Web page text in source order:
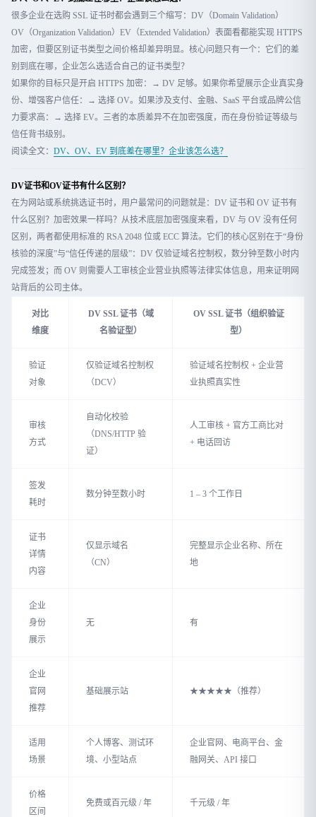
很多企业在选购 SSL 证书时都会遇到三个缩写：DV（Domain Validation）
OV（Organization Validation）EV（Extended Validation）表面看都能实现 HTTPS
加密，但要区别证书类型之间价格却差异明显。核心问题只有一个：它们的差
别到底在哪，企业怎么选适合自己的证书类型？
如果你的目标只是开启 HTTPS 加密：→ DV 足够。如果你希望展示企业真实身
份、增强客户信任：→ 选择 OV。如果涉及支付、金融、SaaS 平台或品牌公信
力要求高：→ 选择 EV。三者的本质差异不在加密强度，而在身份验证等级与
信任背书级别。
阅读全文： DV、OV、EV 到底差在哪里？企业该怎么选？
DV证书和OV证书有什么区别？
在为网站或系统挑选证书时，用户最常问的问题就是：DV 证书和 OV 证书有
什么区别？加密效果一样吗？从技术底层加密强度来看，DV 与 OV 没有任何
区别，两者都使用标准的 RSA 2048 位或 ECC 算法。它们的核心区别在于“身份
核验的深度”与“信任传递的层级”：DV 仅验证域名控制权，数分钟至数小时内
完成签发；而 OV 则需要人工审核企业营业执照等法律实体信息，用来证明网
站背后的公司主体。
对比
维度
DV SSL 证书（域
名验证型）
OV SSL 证书（组织验证
型）
验证
对象
仅验证域名控制权
（DCV）
验证域名控制权 + 企业营
业执照真实性
审核
方式
自动化校验
（DNS/HTTP 验
证）
人工审核 + 官方工商比对
+ 电话回访
签发
耗时
数分钟至数小时 1 – 3 个工作日
证书
详情
内容
仅显示域名
（CN）
完整显示企业名称、所在
地
企业
身份
展示
无 有
企业
官网
推荐
基础展示站 ★★★★★（推荐）
适用
场景
个人博客、测试环
境、小型站点
企业官网、电商平台、金
融网关、API 接口
价格
区间
免费或百元级 / 年 千元级 / 年